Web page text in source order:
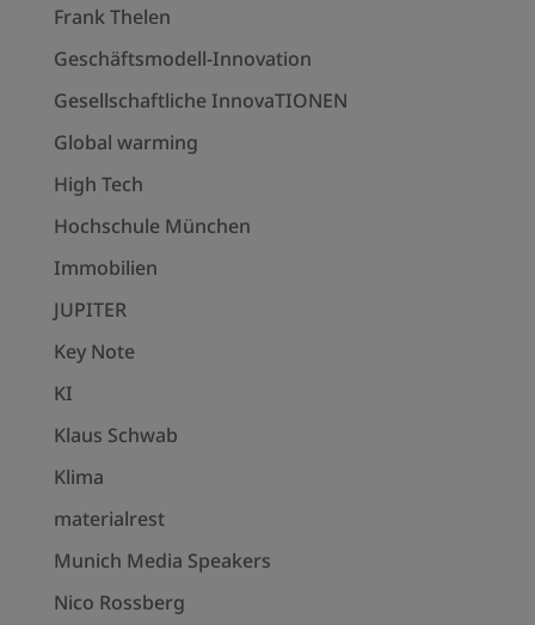
Frank Thelen
Geschäftsmodell-Innovation
Gesellschaftliche InnovaTIONEN
Global warming
High Tech
Hochschule München
Immobilien
JUPITER
Key Note
KI
Klaus Schwab
Klima
materialrest
Munich Media Speakers
Nico Rossberg